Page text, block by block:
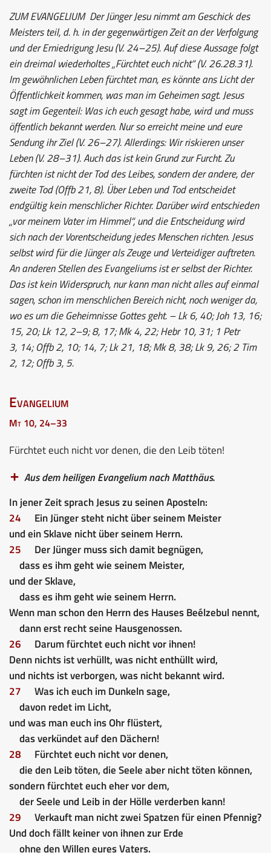
ZUM EVANGELIUMDer Jünger Jesu nimmt am Geschick des
Meisters teil, d. h. in der gegenwärtigen Zeit an der Verfolgung
und der Erniedrigung Jesu (V. 24–25). Auf diese Aussage folgt
ein dreimal wiederholtes „Fürchtet euch nicht“ (V. 26.28.31).
Im gewöhnlichen Leben fürchtet man, es könnte ans Licht der
Öffentlichkeit kommen, was man im Geheimen sagt. Jesus
sagt im Gegenteil: Was ich euch gesagt habe, wird und muss
öffentlich bekannt werden. Nur so erreicht meine und eure
Sendung ihr Ziel (V. 26–27). Allerdings: Wir riskieren unser
Leben (V. 28–31). Auch das ist kein Grund zur Furcht. Zu
fürchten ist nicht der Tod des Leibes, sondern der andere, der
zweite Tod (Offb 21, 8). Über Leben und Tod entscheidet
endgültig kein menschlicher Richter. Darüber wird entschieden
„vor meinem Vater im Himmel“, und die Entscheidung wird
sich nach der Vorentscheidung jedes Menschen richten. Jesus
selbst wird für die Jünger als Zeuge und Verteidiger auftreten.
An anderen Stellen des Evangeliums ist er selbst der Richter.
Das ist kein Widerspruch, nur kann man nicht alles auf einmal
sagen, schon im menschlichen Bereich nicht, noch weniger da,
wo es um die Geheimnisse Gottes geht. – Lk 6, 40; Joh 13, 16;
15, 20; Lk 12, 2–9; 8, 17; Mk 4, 22; Hebr 10, 31; 1 Petr
3, 14; Offb 2, 10; 14, 7; Lk 21, 18; Mk 8, 38; Lk 9, 26; 2 Tim
2, 12; Offb 3, 5.
Evangelium
Mt 10, 24–33
Fürchtet euch nicht vor denen, die den Leib töten!
Aus dem heiligen Evangelium nach Matthäus.
In jener Zeit sprach Jesus zu seinen Aposteln:
24
Ein Jünger steht nicht über seinem Meister
und ein Sklave nicht über seinem Herrn.
25
Der Jünger muss sich damit begnügen,
dass es ihm geht wie seinem Meister,
und der Sklave,
dass es ihm geht wie seinem Herrn.
Wenn man schon den Herrn des Hauses Beélzebul nennt,
dann erst recht seine Hausgenossen.
26
Darum fürchtet euch nicht vor ihnen!
Denn nichts ist verhüllt, was nicht enthüllt wird,
und nichts ist verborgen, was nicht bekannt wird.
27
Was ich euch im Dunkeln sage,
davon redet im Licht,
und was man euch ins Ohr flüstert,
das verkündet auf den Dächern!
28
Fürchtet euch nicht vor denen,
die den Leib töten, die Seele aber nicht töten können,
sondern fürchtet euch eher vor dem,
der Seele und Leib in der Hölle verderben kann!
29
Verkauft man nicht zwei Spatzen für einen Pfennig?
Und doch fällt keiner von ihnen zur Erde
ohne den Willen eures Vaters.